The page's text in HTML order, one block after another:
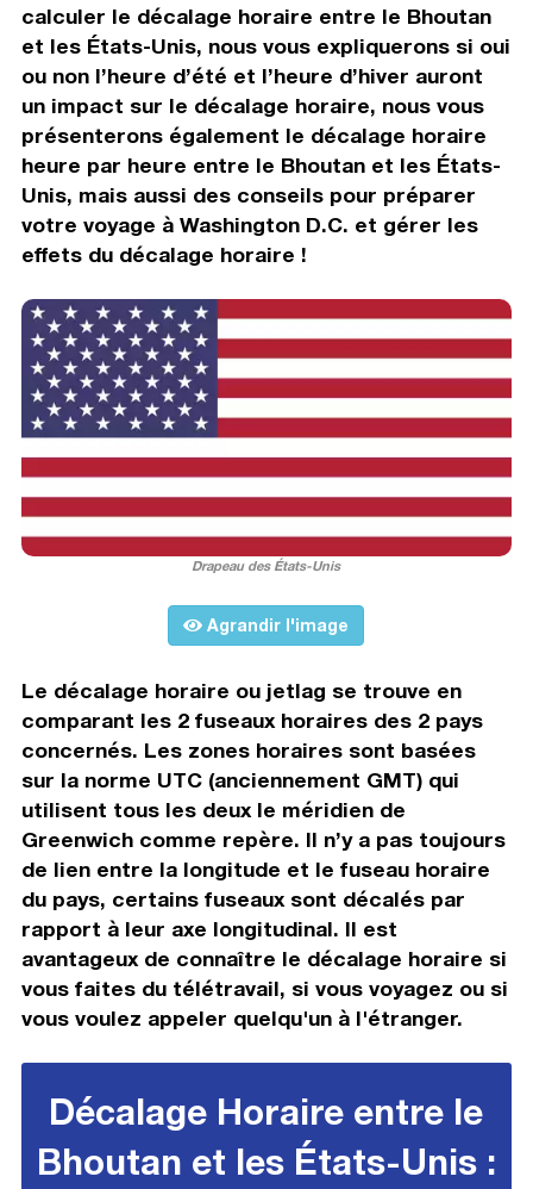
calculer le décalage horaire entre le Bhoutan
et les États-Unis, nous vous expliquerons si oui
ou non l’heure d’été et l’heure d’hiver auront
un impact sur le décalage horaire, nous vous
présenterons également le décalage horaire
heure par heure entre le Bhoutan et les États-
Unis, mais aussi des conseils pour préparer
votre voyage à Washington D.C. et gérer les
effets du décalage horaire !
Drapeau des États-Unis
Agrandir l'image
Le décalage horaire ou jetlag se trouve en
comparant les 2 fuseaux horaires des 2 pays
concernés. Les zones horaires sont basées
sur la norme UTC (anciennement GMT) qui
utilisent tous les deux le méridien de
Greenwich comme repère. Il n’y a pas toujours
de lien entre la longitude et le fuseau horaire
du pays, certains fuseaux sont décalés par
rapport à leur axe longitudinal. Il est
avantageux de connaître le décalage horaire si
vous faites du télétravail, si vous voyagez ou si
vous voulez appeler quelqu'un à l'étranger.
Décalage Horaire entre le
Bhoutan et les États-Unis :